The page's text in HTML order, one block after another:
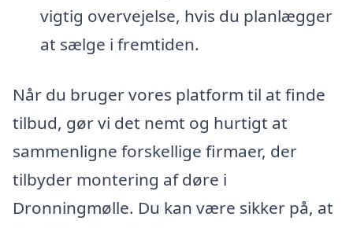
vigtig overvejelse, hvis du planlægger
at sælge i fremtiden.
Når du bruger vores platform til at finde
tilbud, gør vi det nemt og hurtigt at
sammenligne forskellige firmaer, der
tilbyder montering af døre i
Dronningmølle. Du kan være sikker på, at